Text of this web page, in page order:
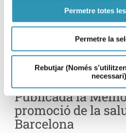
Permetre totes
Permetre la
Rebutjar (Només
necessari)
Publicada la
promoció de la
Barcelona